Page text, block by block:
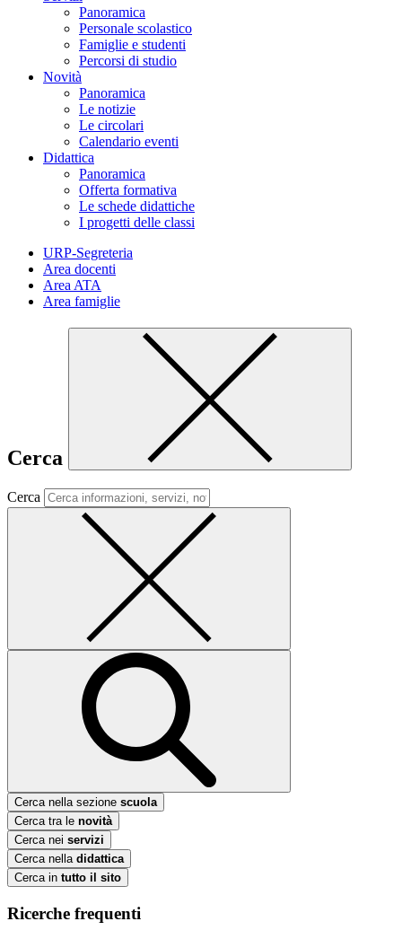
Panoramica
Personale scolastico
Famiglie e studenti
Percorsi di studio
Novità
Panoramica
Le notizie
Le circolari
Calendario eventi
Didattica
Panoramica
Offerta formativa
Le schede didattiche
I progetti delle classi
URP-Segreteria
Area docenti
Area ATA
Area famiglie
Cerca
Cerca
Cerca nella sezione scuola
Cerca tra le novità
Cerca nei servizi
Cerca nella didattica
Cerca in tutto il sito
Ricerche frequenti